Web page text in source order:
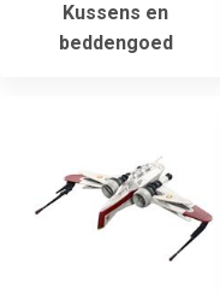
Kussens en
beddengoed